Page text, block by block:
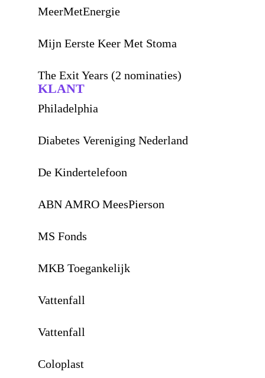
MeerMetEnergie
Mijn Eerste Keer Met Stoma
The Exit Years (2 nominaties)
KLANT
Philadelphia
Diabetes Vereniging Nederland
De Kindertelefoon
ABN AMRO MeesPierson
MS Fonds
MKB Toegankelijk
Vattenfall
Vattenfall
Coloplast